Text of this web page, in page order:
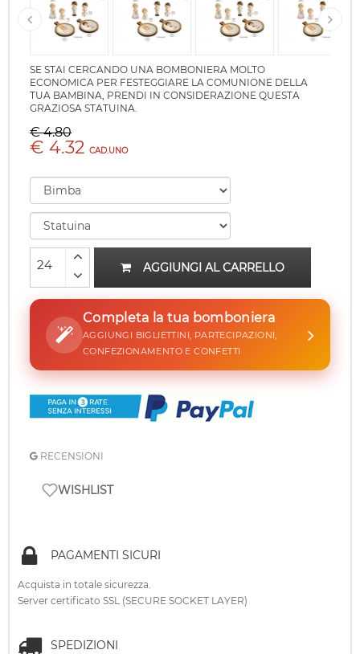
SE STAI CERCANDO UNA BOMBONIERA MOLTO
ECONOMICA PER FESTEGGIARE LA COMUNIONE DELLA
TUA BAMBINA, PRENDI IN CONSIDERAZIONE QUESTA
GRAZIOSA STATUINA.
€ 4.80
€ 4.32 CAD.UNO
AGGIUNGI AL CARRELLO
Completa la tua bomboniera
AGGIUNGI BIGLIETTINI, PARTECIPAZIONI,
CONFEZIONAMENTO E CONFETTI
RECENSIONI
WISHLIST
PAGAMENTI SICURI
Acquista in totale sicurezza.
Server certificato SSL (SECURE SOCKET LAYER)
SPEDIZIONI